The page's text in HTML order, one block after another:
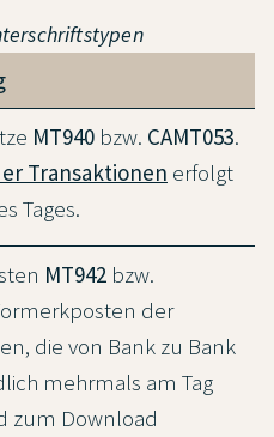
MT940 bzw. CAMT053.
Transaktionen erfolgt
Tages.
MT942 bzw.
der
die von Bank zu Bank
mehrmals am Tag
zum Download